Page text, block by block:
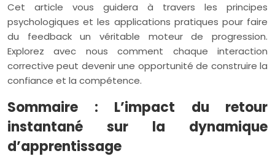
Cet article vous guidera à travers les principes
psychologiques et les applications pratiques pour faire
du feedback un véritable moteur de progression.
Explorez avec nous comment chaque interaction
corrective peut devenir une opportunité de construire la
confiance et la compétence.
Sommaire : L’impact du retour
instantané sur la dynamique
d’apprentissage